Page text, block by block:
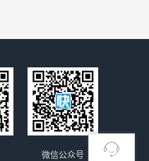
微信公众号